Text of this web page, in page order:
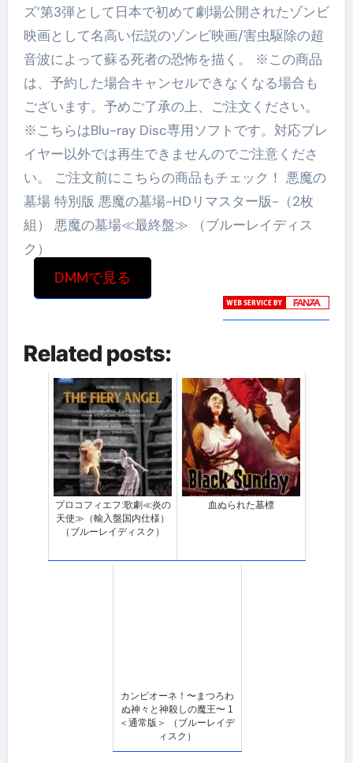
ズ’第3弾として日本で初めて劇場公開されたゾンビ
映画として名高い伝説のゾンビ映画/害虫駆除の超
音波によって蘇る死者の恐怖を描く。 ※この商品
は、予約した場合キャンセルできなくなる場合も
ございます。予めご了承の上、ご注文ください。
※こちらはBlu-ray Disc専用ソフトです。対応プレ
イヤー以外では再生できませんのでご注意くださ
い。 ご注文前にこちらの商品もチェック！ 悪魔の
墓場 特別版 悪魔の墓場-HDリマスター版-（2枚
組） 悪魔の墓場≪最終盤≫ （ブルーレイディス
ク）
DMMで見る
Related posts:
プロコフィエフ:歌劇≪炎の
天使≫（輸入盤国内仕様）
（ブルーレイディスク）
血ぬられた墓標
カンピオーネ！〜まつろわ
ぬ神々と神殺しの魔王〜 1
＜通常版＞ （ブルーレイデ
ィスク）